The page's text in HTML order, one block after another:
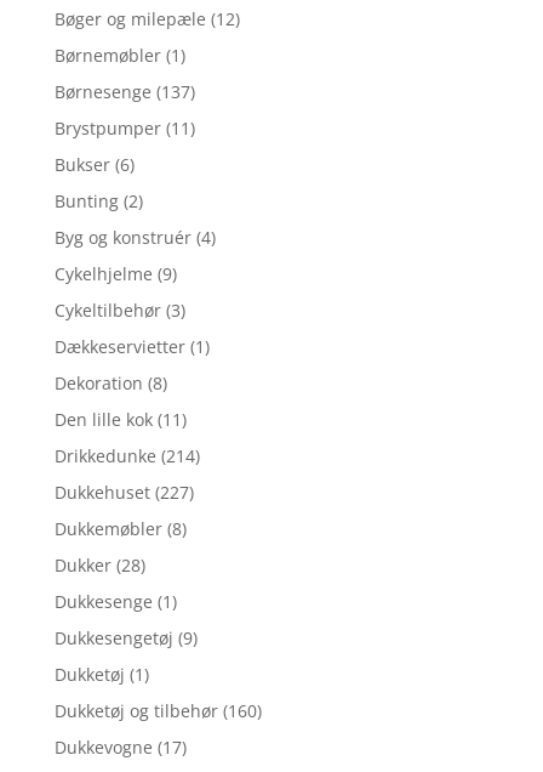
Bøger og milepæle (12)
Børnemøbler (1)
Børnesenge (137)
Brystpumper (11)
Bukser (6)
Bunting (2)
Byg og konstruér (4)
Cykelhjelme (9)
Cykeltilbehør (3)
Dækkeservietter (1)
Dekoration (8)
Den lille kok (11)
Drikkedunke (214)
Dukkehuset (227)
Dukkemøbler (8)
Dukker (28)
Dukkesenge (1)
Dukkesengetøj (9)
Dukketøj (1)
Dukketøj og tilbehør (160)
Dukkevogne (17)